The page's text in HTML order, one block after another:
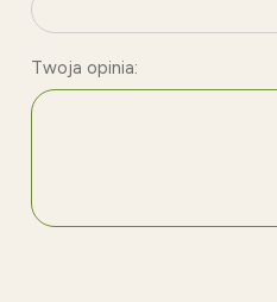
Twoja opinia: